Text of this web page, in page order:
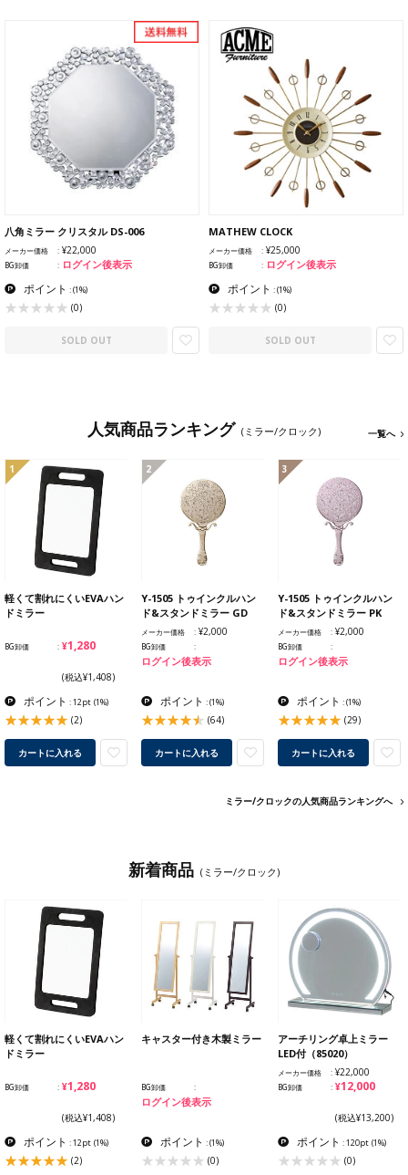
八角ミラー クリスタル DS-006
メーカー価格 ¥22,000
BG卸価 ログイン後表示
ポイント :(1%)
(0)
SOLD OUT
MATHEW CLOCK
メーカー価格 ¥25,000
BG卸価 ログイン後表示
ポイント :(1%)
(0)
SOLD OUT
人気商品ランキング (ミラー/クロック) 一覧へ
1
軽くて割れにくいEVAハン
ドミラー
BG卸価 ¥1,280
(税込¥1,408)
ポイント : 12pt (1%)
(2)
カートに入れる
2
Y-1505 トゥインクルハン
ド&スタンドミラー GD
メーカー価格 ¥2,000
BG卸価
ログイン後表示
ポイント :(1%)
(64)
カートに入れる
3
Y-1505 トゥインクルハン
ド&スタンドミラー PK
メーカー価格 ¥2,000
BG卸価
ログイン後表示
ポイント :(1%)
(29)
カートに入れる
ミラー/クロックの人気商品ランキングへ
新着商品 (ミラー/クロック)
軽くて割れにくいEVAハン
ドミラー
BG卸価 ¥1,280
(税込¥1,408)
ポイント : 12pt (1%)
(2)
キャスター付き木製ミラー
BG卸価
ログイン後表示
ポイント :(1%)
(0)
アーチリング卓上ミラー
LED付（85020）
メーカー価格 ¥22,000
BG卸価 ¥12,000
(税込¥13,200)
ポイント : 120pt (1%)
(0)